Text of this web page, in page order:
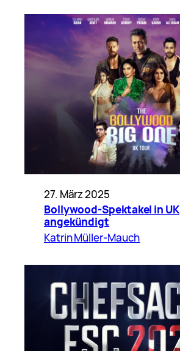
27. März 2025
Bollywood-Spektakel in UK
angekündigt
Katrin Müller-Mauch